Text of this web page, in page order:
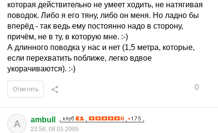
которая действительно не умеет ходить, не натягивая
поводок. Либо я его тяну, либо он меня. Но ладно бы
вперёд - так ведь ему постоянно надо в сторону,
причём, не в ту, в которую мне. :-)
А длинного поводка у нас и нет (1,5 метра, которые,
если перехватить поближе, легко вдвое
укорачиваются). :-)
0
Ответить
A ambull
23:56, 08.01.2005